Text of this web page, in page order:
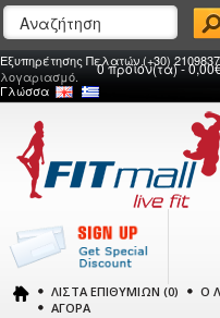
Γλώσσα
0 προϊόν(τα) -
Εξυπηρέτησης Πελατών (+30)
λογαριασμό.
ΛΊΣΤΑ ΕΠΙΘΥΜΙΏΝ (0) Ο
ΑΓΟΡΆ